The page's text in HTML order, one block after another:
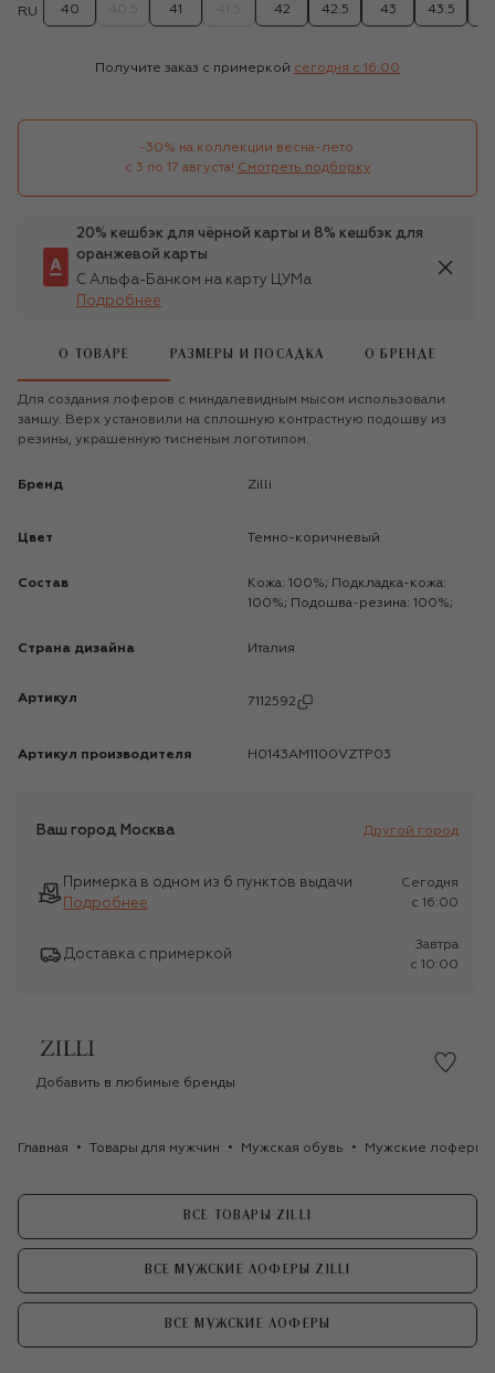
RU 40 41 42 42.5 43 43.5
Получите заказ с примеркой сегодня c 16:00
-30% на коллекции весна-лето
с 3 по 17 августа! Смотреть подборку
20% кешбэк для чёрной карты и 8% кешбэк для
оранжевой карты
С Альфа-Банком на карту ЦУМа
Подробнее
О ТОВАРЕ РАЗМЕРЫ И ПОСАДКА О БРЕНДЕ
Для создания лоферов с миндалевидным мысом использовали
замшу. Верх установили на сплошную контрастную подошву из
резины, украшенную тисненым логотипом.
Бренд Zilli
Цвет Темно-коричневый
Состав
Кожа: 100%; Подкладка-кожа:
100%; Подошва-резина: 100%;
Страна дизайна Италия
Артикул 7112592
Артикул производителя H0143AM1100VZTP03
Ваш город Москва Другой город
Примерка в одном из 6 пунктов выдачи
Подробнее
Сегодня
c 16:00
Доставка с примеркой
Завтра
c 10:00
Добавить в любимые бренды
Главная Товары для мужчин Мужская обувь Мужские лоферы
ВСЕ ТОВАРЫ ZILLI
ВСЕ МУЖСКИЕ ЛОФЕРЫ ZILLI
ВСЕ МУЖСКИЕ ЛОФЕРЫ